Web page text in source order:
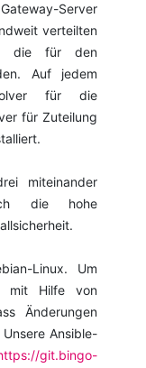
Server
verteilten
die für den
Auf jedem
für die
für Zuteilung
miteinander
die hohe
Linux. Um
mit Hilfe von
Änderungen
Ansible-
git.bingo-